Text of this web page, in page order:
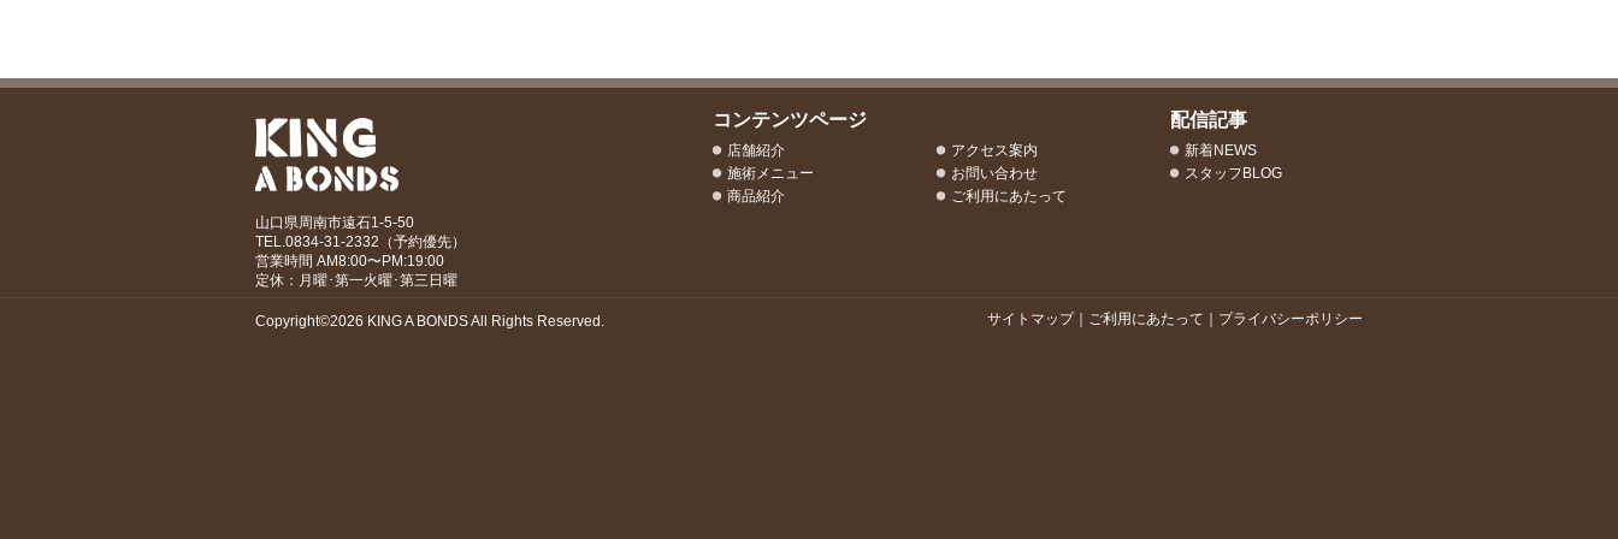
山口県周南市遠石1-5-50
TEL.0834-31-2332（予約優先）
営業時間 AM8:00〜PM:19:00
定休：月曜･第一火曜･第三日曜
コンテンツページ
店舗紹介
施術メニュー
商品紹介
アクセス案内
お問い合わせ
ご利用にあたって
配信記事
新着NEWS
スタッフBLOG
Copyright©2026 KING A BONDS All Rights Reserved. サイトマップ｜ ご利用にあたって プライバシーポリシー